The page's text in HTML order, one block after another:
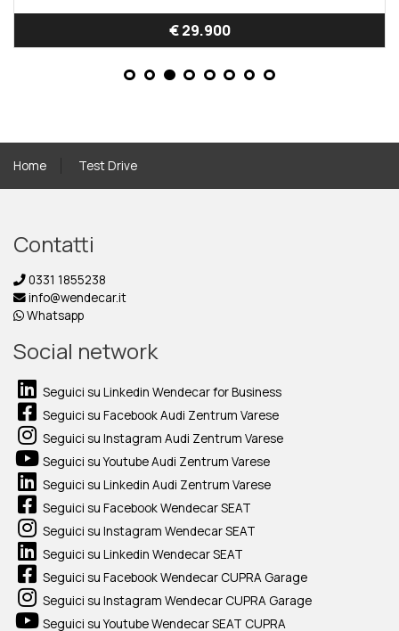
€ 29.900
Home Test Drive
Contatti
0331 1855238
info@wendecar.it
Whatsapp
Social network
Seguici su Linkedin Wendecar for Business
Seguici su Facebook Audi Zentrum Varese
Seguici su Instagram Audi Zentrum Varese
Seguici su Youtube Audi Zentrum Varese
Seguici su Linkedin Audi Zentrum Varese
Seguici su Facebook Wendecar SEAT
Seguici su Instagram Wendecar SEAT
Seguici su Linkedin Wendecar SEAT
Seguici su Facebook Wendecar CUPRA Garage
Seguici su Instagram Wendecar CUPRA Garage
Seguici su Youtube Wendecar SEAT CUPRA